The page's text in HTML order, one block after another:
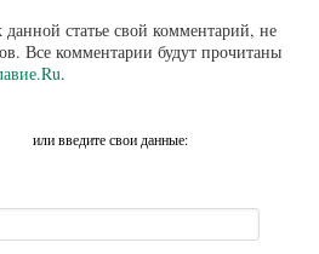
статье свой комментарий, не
Все комментарии будут прочитаны
.
или введите свои данные: